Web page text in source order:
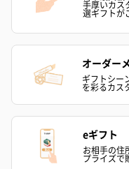
（レモン＆紅茶）（432
スキンケアグッズ
スキンケアグッズを同梱
手厚いカス
選ギフトが
オーダー
ギフトシー
を彩るカス
eギフト
お相手の住
プライズで